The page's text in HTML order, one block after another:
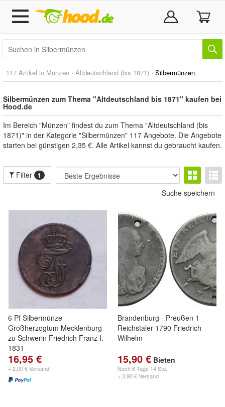
117 Artikel in Münzen › Altdeutschland (bis 1871) › Silbermünzen
Silbermünzen zum Thema "Altdeutschland bis 1871" kaufen bei
Hood.de
Im Bereich "Münzen" findest du zum Thema "Altdeutschland (bis
1871)" in der Kategorie "Silbermünzen" 117 Angebote. Die Angebote
starten bei günstigen 2,35 €. Alle Artikel kannst du gebraucht kaufen.
Filter 1
Suche speichern
6 Pf Silbermünze
Großherzogtum Mecklenburg
zu Schwerin Friedrich Franz I.
1831
16,95 €
+ 2,00 € Versand
Brandenburg - Preußen 1
Reichstaler 1790 Friedrich
Wilhelm
15,90 € Bieten
Noch6 Tage 14 Std.
+ 3,90 € Versand